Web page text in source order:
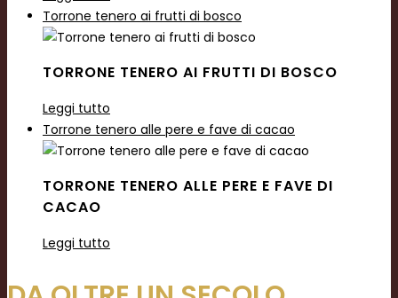
Torrone tenero ai frutti di bosco
TORRONE TENERO AI FRUTTI DI BOSCO
Leggi tutto
Torrone tenero alle pere e fave di cacao
TORRONE TENERO ALLE PERE E FAVE DI
CACAO
Leggi tutto